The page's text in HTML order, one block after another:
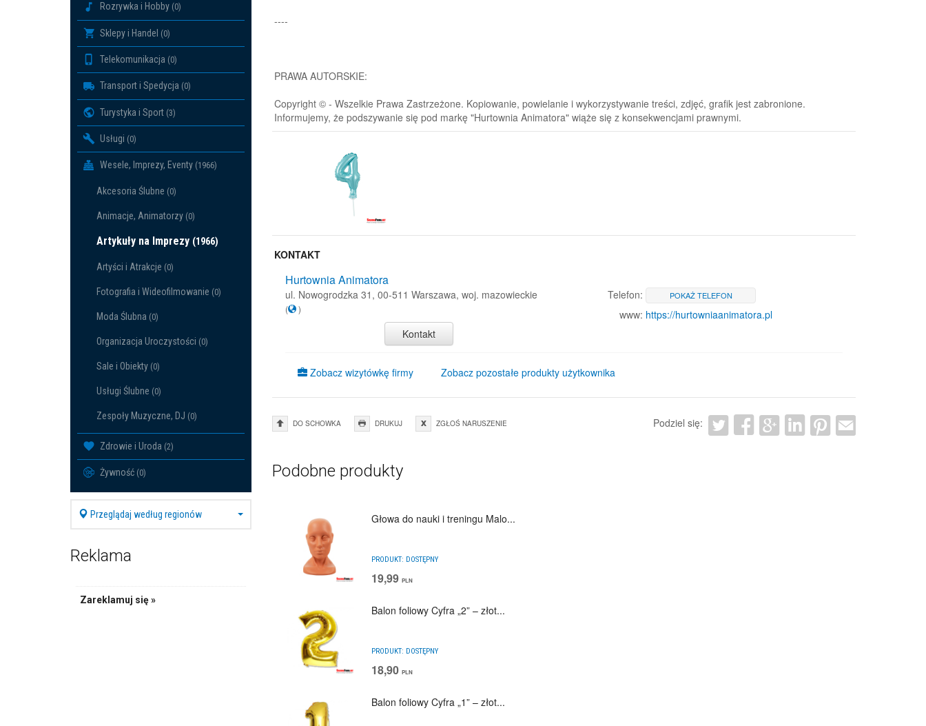
Rozrywka i Hobby (0)
Sklepy i Handel (0)
Telekomunikacja (0)
Transport i Spedycja (0)
Turystyka i Sport (3)
Usługi (0)
Wesele, Imprezy, Eventy (1966)
Akcesoria Ślubne (0)
Animacje, Animatorzy (0)
Artykuły na Imprezy (1966)
Artyści i Atrakcje (0)
Fotografia i Wideofilmowanie (0)
Moda Ślubna (0)
Organizacja Uroczystości (0)
Sale i Obiekty (0)
Usługi Ślubne (0)
Zespoły Muzyczne, DJ (0)
Zdrowie i Uroda (2)
Żywność (0)
Przeglądaj według regionów
Reklama
Zareklamuj się »
----
PRAWA AUTORSKIE:
Copyright © - Wszelkie Prawa Zastrzeżone. Kopiowanie, powielanie i wykorzystywanie treści, zdjęć, grafik jest zabronione.
Informujemy, że podszywanie się pod markę "Hurtownia Animatora" wiąże się z konsekwencjami prawnymi.
KONTAKT
Hurtownia Animatora
ul. Nowogrodzka 31, 00-511 Warszawa, woj. mazowieckie
( )
Kontakt
Telefon: POKAŻ TELEFON
www: https://hurtowniaanimatora.pl
Zobacz wizytówkę firmy Zobacz pozostałe produkty użytkownika
DO SCHOWKA DRUKUJ ZGŁOŚ NARUSZENIE Podziel się:
Podobne produkty
Głowa do nauki i treningu Malo...
PRODUKT: DOSTĘPNY
19,99 PLN
Balon foliowy Cyfra „2” – złot...
PRODUKT: DOSTĘPNY
18,90 PLN
Balon foliowy Cyfra „1” – złot...